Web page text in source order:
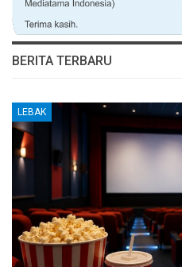
BERITA TERBARU
LEBAK